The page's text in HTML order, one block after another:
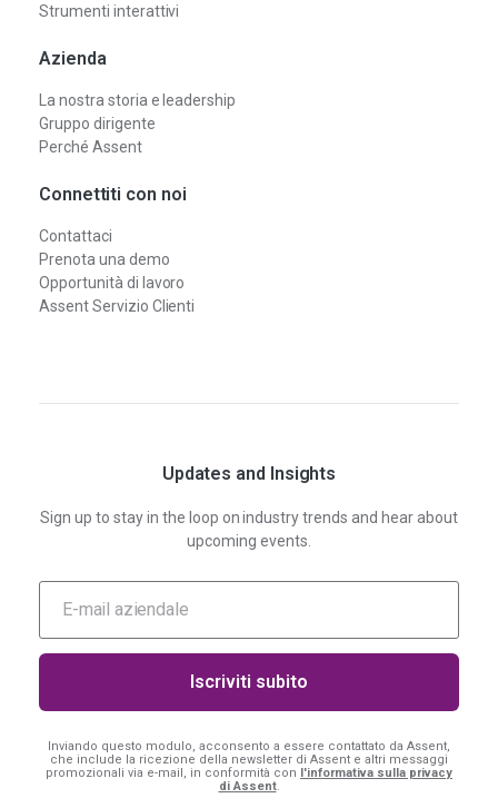
Strumenti interattivi
Azienda
La nostra storia e leadership
Gruppo dirigente
Perché Assent
Connettiti con noi
Contattaci
Prenota una demo
Opportunità di lavoro
Assent Servizio Clienti
Updates and Insights
Sign up to stay in the loop on industry trends and hear about
upcoming events.
Inviando questo modulo, acconsento a essere contattato da Assent,
che include la ricezione della newsletter di Assent e altri messaggi
promozionali via e-mail, in conformità con l'informativa sulla privacy
di Assent.